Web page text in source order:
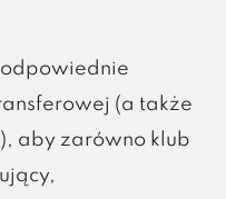
odpowiednie
(a także
aby zarówno klub